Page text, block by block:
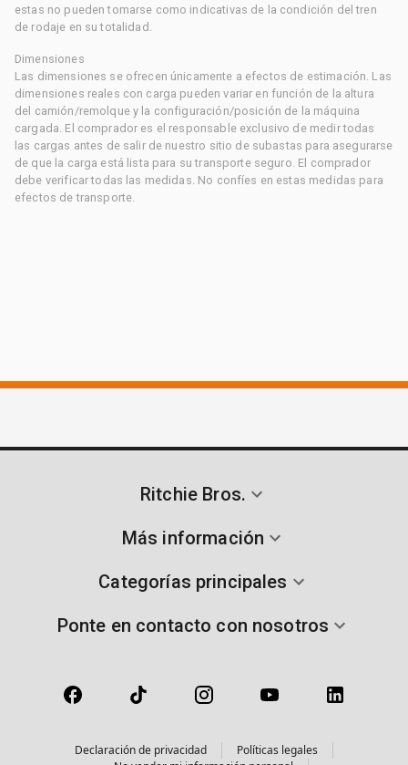
estas no pueden tomarse como indicativas de la condición del tren
de rodaje en su totalidad.
Dimensiones
Las dimensiones se ofrecen únicamente a efectos de estimación. Las
dimensiones reales con carga pueden variar en función de la altura
del camión/remolque y la configuración/posición de la máquina
cargada. El comprador es el responsable exclusivo de medir todas
las cargas antes de salir de nuestro sitio de subastas para asegurarse
de que la carga está lista para su transporte seguro. El comprador
debe verificar todas las medidas. No confíes en estas medidas para
efectos de transporte.
Ritchie Bros.
Más información
Categorías principales
Ponte en contacto con nosotros
Declaración de privacidad
Políticas legales